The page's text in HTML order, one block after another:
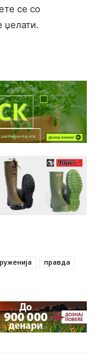
се со
џелати.
правда